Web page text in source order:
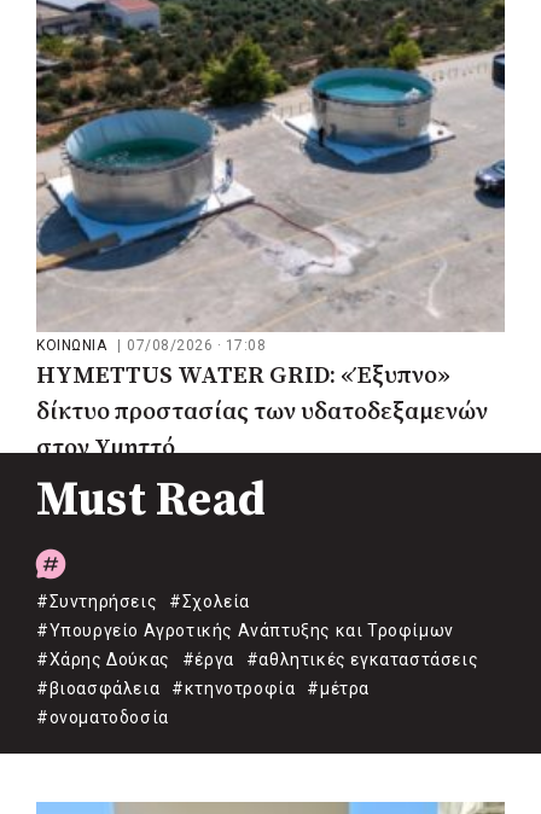
μου να κατέβει ο Μπακογιάννης»
ΚΟΙΝΩΝΙΑ | 07/08/2026 · 17:08
HYMETTUS WATER GRID: «Έξυπνο»
δίκτυο προστασίας των υδατοδεξαμενών
στον Υμηττό
Must Read
#Συντηρήσεις
#Σχολεία
#Υπουργείο Αγροτικής Ανάπτυξης και Τροφίμων
#Χάρης Δούκας
#έργα
#αθλητικές εγκαταστάσεις
#βιοασφάλεια
#κτηνοτροφία
#μέτρα
#ονοματοδοσία